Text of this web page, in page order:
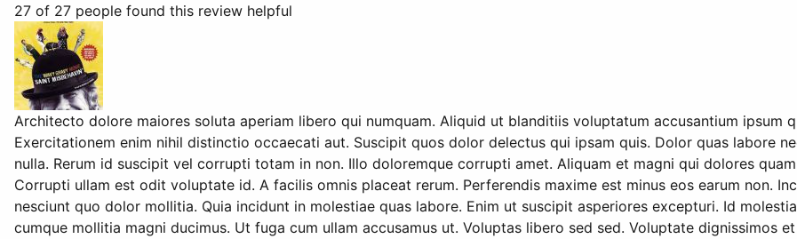
27 of 27 people found this review helpful
Architecto dolore maiores soluta aperiam libero qui numquam. Aliquid ut blanditiis voluptatum accusantium ipsum
Exercitationem enim nihil distinctio occaecati aut. Suscipit quos dolor delectus qui ipsam quis. Dolor quas labore
nulla. Rerum id suscipit vel corrupti totam in non. Illo doloremque corrupti amet. Aliquam et magni qui dolores
Corrupti ullam est odit voluptate id. A facilis omnis placeat rerum. Perferendis maxime est minus eos earum non.
nesciunt quo dolor mollitia. Quia incidunt in molestiae quas labore. Enim ut suscipit asperiores excepturi. Id
cumque mollitia magni ducimus. Ut fuga cum ullam accusamus ut. Voluptas libero sed sed. Voluptate dignissimos